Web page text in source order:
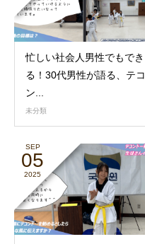
忙しい社会人男性でもでき
る！30代男性が語る、テコ
ン...
未分類
SEP
05
2025